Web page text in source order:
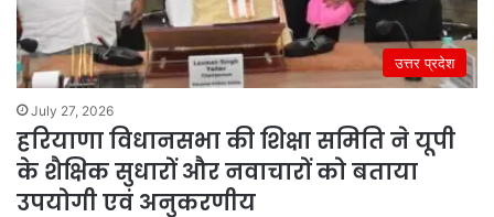
उत्तर प्रदेश
July 27, 2026
हरियाणा विधानसभा की शिक्षा समिति ने यूपी
के शैक्षिक सुधारों और नवाचारों को बताया
उपयोगी एवं अनुकरणीय